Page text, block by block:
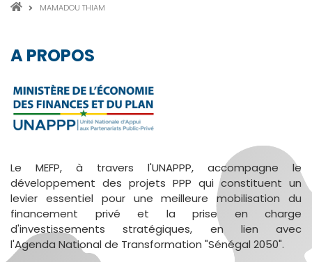
FIL
MAMADOU THIAM
A PROPOS
Le MEFP, à travers l'UNAPPP, accompagne le
développement des projets PPP qui constituent un
levier essentiel pour une meilleure mobilisation du
financement privé et la prise en charge
d'investissements stratégiques, en lien avec
l'Agenda National de Transformation "Sénégal 2050".